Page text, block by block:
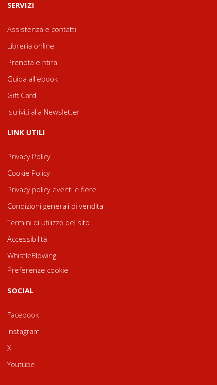
SERVIZI
Assistenza e contatti
Libreria online
Prenota e ritira
Guida all'ebook
Gift Card
Iscriviti alla Newsletter
LINK UTILI
Privacy Policy
Cookie Policy
Privacy policy eventi e fiere
Condizioni generali di vendita
Termini di utilizzo del sito
Accessibilità
WhistleBlowing
Preferenze cookie
SOCIAL
Facebook
Instagram
X
Youtube